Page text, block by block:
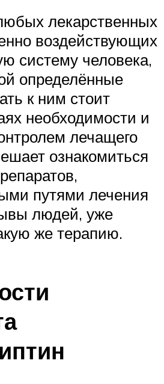
лекарственных
воздействующих
систему человека,
определённые
к ним стоит
необходимости и
лечащего
ознакомиться
путями лечения
людей, уже
же терапию.